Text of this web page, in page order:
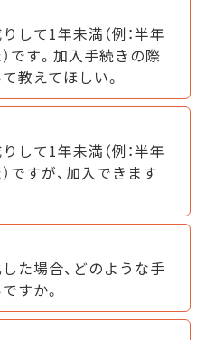
して1年未満（例：半年
です。加入手続きの際
教えてほしい。
して1年未満（例：半年
ですが、加入できます
た場合、どのような手
すか。